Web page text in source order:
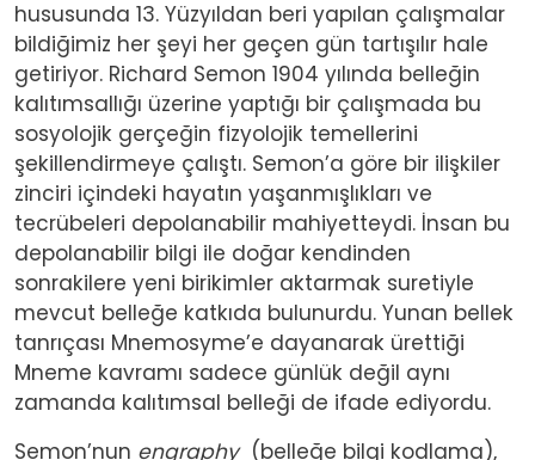
hususunda 13. Yüzyıldan beri yapılan çalışmalar
bildiğimiz her şeyi her geçen gün tartışılır hale
getiriyor. Richard Semon 1904 yılında belleğin
kalıtımsallığı üzerine yaptığı bir çalışmada bu
sosyolojik gerçeğin fizyolojik temellerini
şekillendirmeye çalıştı. Semon’a göre bir ilişkiler
zinciri içindeki hayatın yaşanmışlıkları ve
tecrübeleri depolanabilir mahiyetteydi. İnsan bu
depolanabilir bilgi ile doğar kendinden
sonrakilere yeni birikimler aktarmak suretiyle
mevcut belleğe katkıda bulunurdu. Yunan bellek
tanrıçası Mnemosyme’e dayanarak ürettiği
Mneme kavramı sadece günlük değil aynı
zamanda kalıtımsal belleği de ifade ediyordu.
Semon’nun engraphy (belleğe bilgi kodlama),